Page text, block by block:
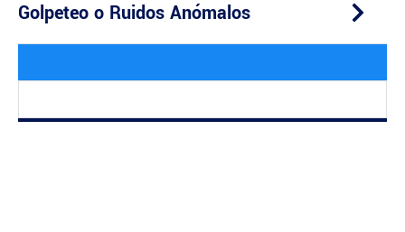
Golpeteo o Ruidos Anómalos